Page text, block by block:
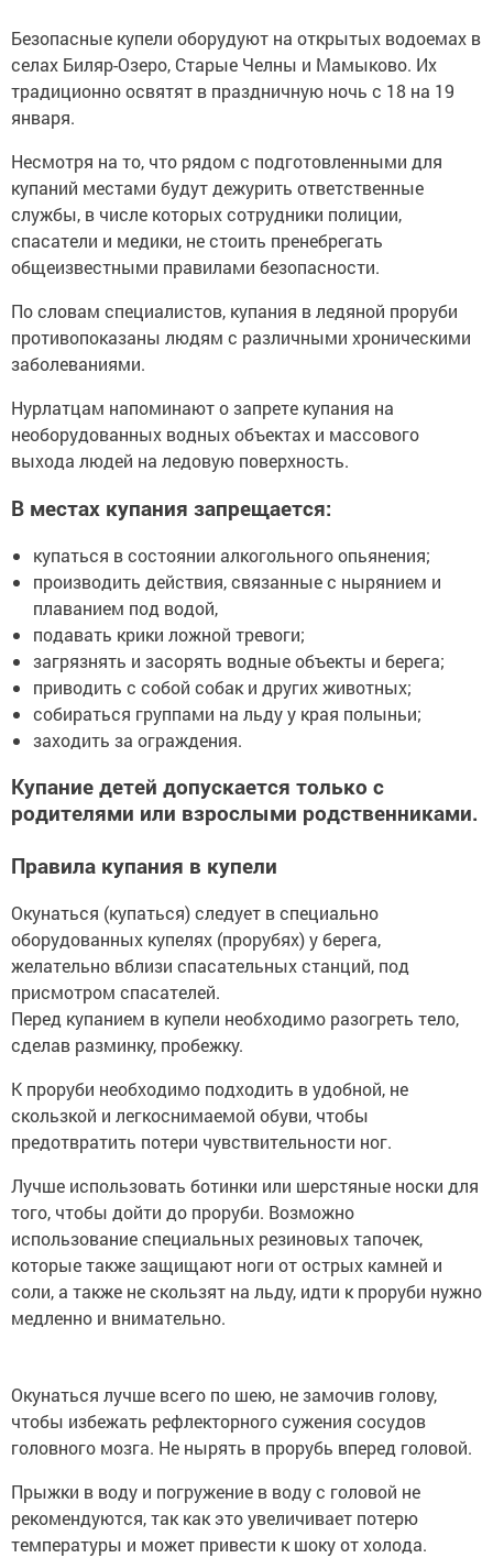
Безопасные купели оборудуют на открытых водоемах в
селах Биляр-Озеро, Старые Челны и Мамыково. Их
традиционно освятят в праздничную ночь с 18 на 19
января.
Несмотря на то, что рядом с подготовленными для
купаний местами будут дежурить ответственные
службы, в числе которых сотрудники полиции,
спасатели и медики, не стоить пренебрегать
общеизвестными правилами безопасности.
По словам специалистов, купания в ледяной проруби
противопоказаны людям с различными хроническими
заболеваниями.
Нурлатцам напоминают о запрете купания на
необорудованных водных объектах и массового
выхода людей на ледовую поверхность.
В местах купания запрещается:
купаться в состоянии алкогольного опьянения;
производить действия, связанные с нырянием и
плаванием под водой,
подавать крики ложной тревоги;
загрязнять и засорять водные объекты и берега;
приводить с собой собак и других животных;
собираться группами на льду у края полыньи;
заходить за ограждения.
Купание детей допускается только с
родителями или взрослыми родственниками.
Правила купания в купели
Окунаться (купаться) следует в специально
оборудованных купелях (прорубях) у берега,
желательно вблизи спасательных станций, под
присмотром спасателей.
Перед купанием в купели необходимо разогреть тело,
сделав разминку, пробежку.
К проруби необходимо подходить в удобной, не
скользкой и легкоснимаемой обуви, чтобы
предотвратить потери чувствительности ног.
Лучше использовать ботинки или шерстяные носки для
того, чтобы дойти до проруби. Возможно
использование специальных резиновых тапочек,
которые также защищают ноги от острых камней и
соли, а также не скользят на льду, идти к проруби нужно
медленно и внимательно.
Окунаться лучше всего по шею, не замочив голову,
чтобы избежать рефлекторного сужения сосудов
головного мозга. Не нырять в прорубь вперед головой.
Прыжки в воду и погружение в воду с головой не
рекомендуются, так как это увеличивает потерю
температуры и может привести к шоку от холода.